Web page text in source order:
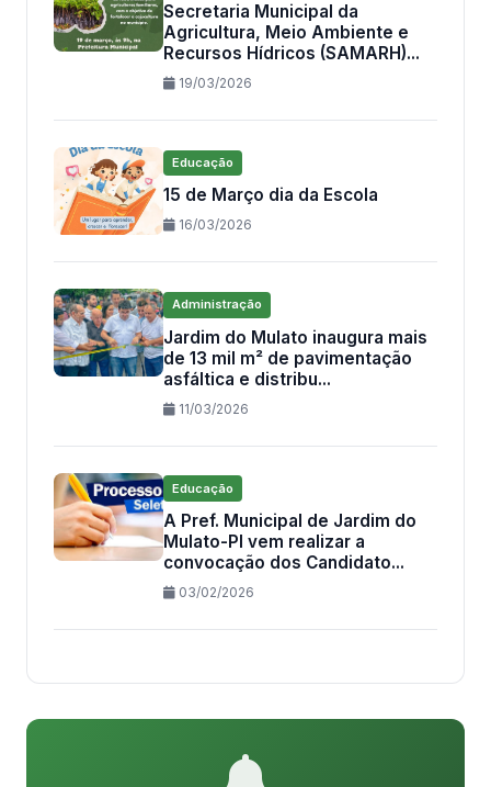
Secretaria Municipal da
Agricultura, Meio Ambiente e
Recursos Hídricos (SAMARH)...
19/03/2026
Educação
15 de Março dia da Escola
16/03/2026
Administração
Jardim do Mulato inaugura mais
de 13 mil m² de pavimentação
asfáltica e distribu...
11/03/2026
Educação
A Pref. Municipal de Jardim do
Mulato-PI vem realizar a
convocação dos Candidato...
03/02/2026